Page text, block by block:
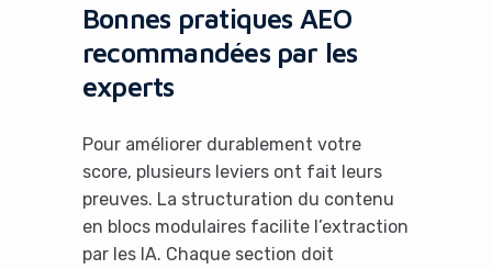
Bonnes pratiques AEO
recommandées par les
experts
Pour améliorer durablement votre
score, plusieurs leviers ont fait leurs
preuves. La structuration du contenu
en blocs modulaires facilite l’extraction
par les IA. Chaque section doit